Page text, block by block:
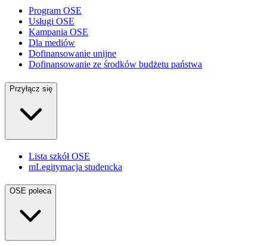
Program OSE
Usługi OSE
Kampania OSE
Dla mediów
Dofinansowanie unijne
Dofinansowanie ze środków budżetu państwa
Przyłącz się
Lista szkół OSE
mLegitymacja studencka
OSE poleca